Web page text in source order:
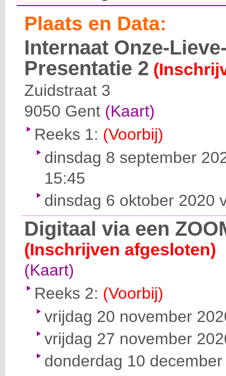
Plaats en Data:
Internaat Onze-
Presentatie 2
Zuidstraat 3
9050 Gent (Kaart)
Reeks 1: (Voorbij)
dinsdag 8 september
15:45
dinsdag 6 oktober 2020
Digitaal via een
(Inschrijven afgesloten)
(Kaart)
Reeks 2: (Voorbij)
vrijdag 20 november
vrijdag 27 november
donderdag 10